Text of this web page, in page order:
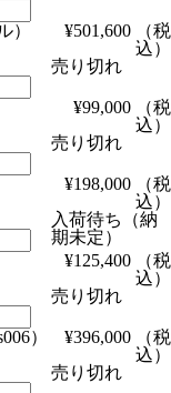
）
¥501,600
（税
込）
売り切れ
¥99,000
（税
込）
売り切れ
¥198,000
（税
込）
入荷待ち（納
期未定）
¥125,400
（税
込）
売り切れ
） ¥396,000
（税
込）
売り切れ